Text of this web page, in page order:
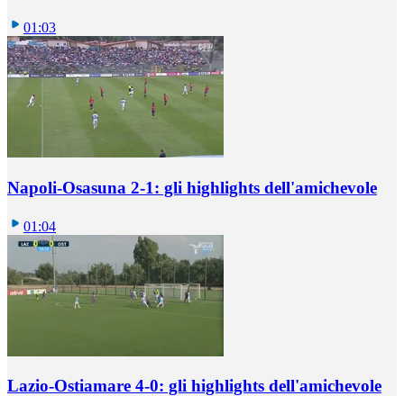
01:03
Napoli-Osasuna 2-1: gli highlights dell'amichevole
01:04
Lazio-Ostiamare 4-0: gli highlights dell'amichevole